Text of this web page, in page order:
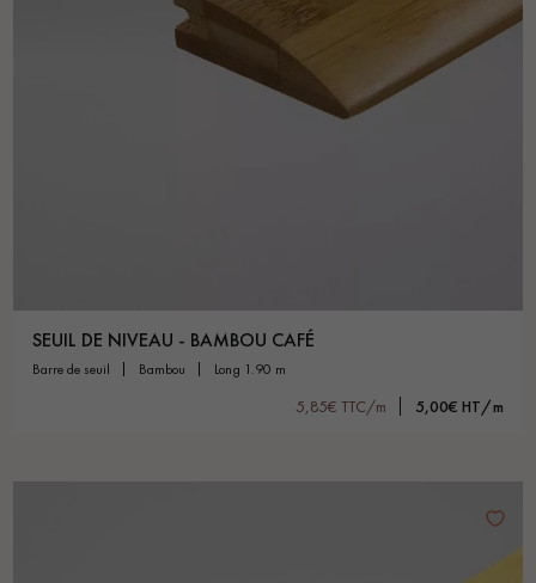
SEUIL DE NIVEAU - BAMBOU CAFÉ
barre de seuil bambou long 1.90 m
5,85€ TTC/m 5,00€ HT/m